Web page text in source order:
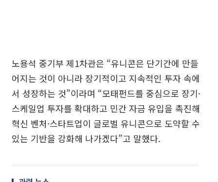
노용석 중기부 제1차관은 “유니콘은 단기간에 만들
어지는 것이 아니라 장기적이고 지속적인 투자 속에
서 성장하는 것”이라며 “모태펀드를 중심으로 장기·
스케일업 투자를 확대하고 민간 자금 유입을 촉진해
혁신 벤처·스타트업이 글로벌 유니콘으로 도약할 수
있는 기반을 강화해 나가겠다”고 말했다.